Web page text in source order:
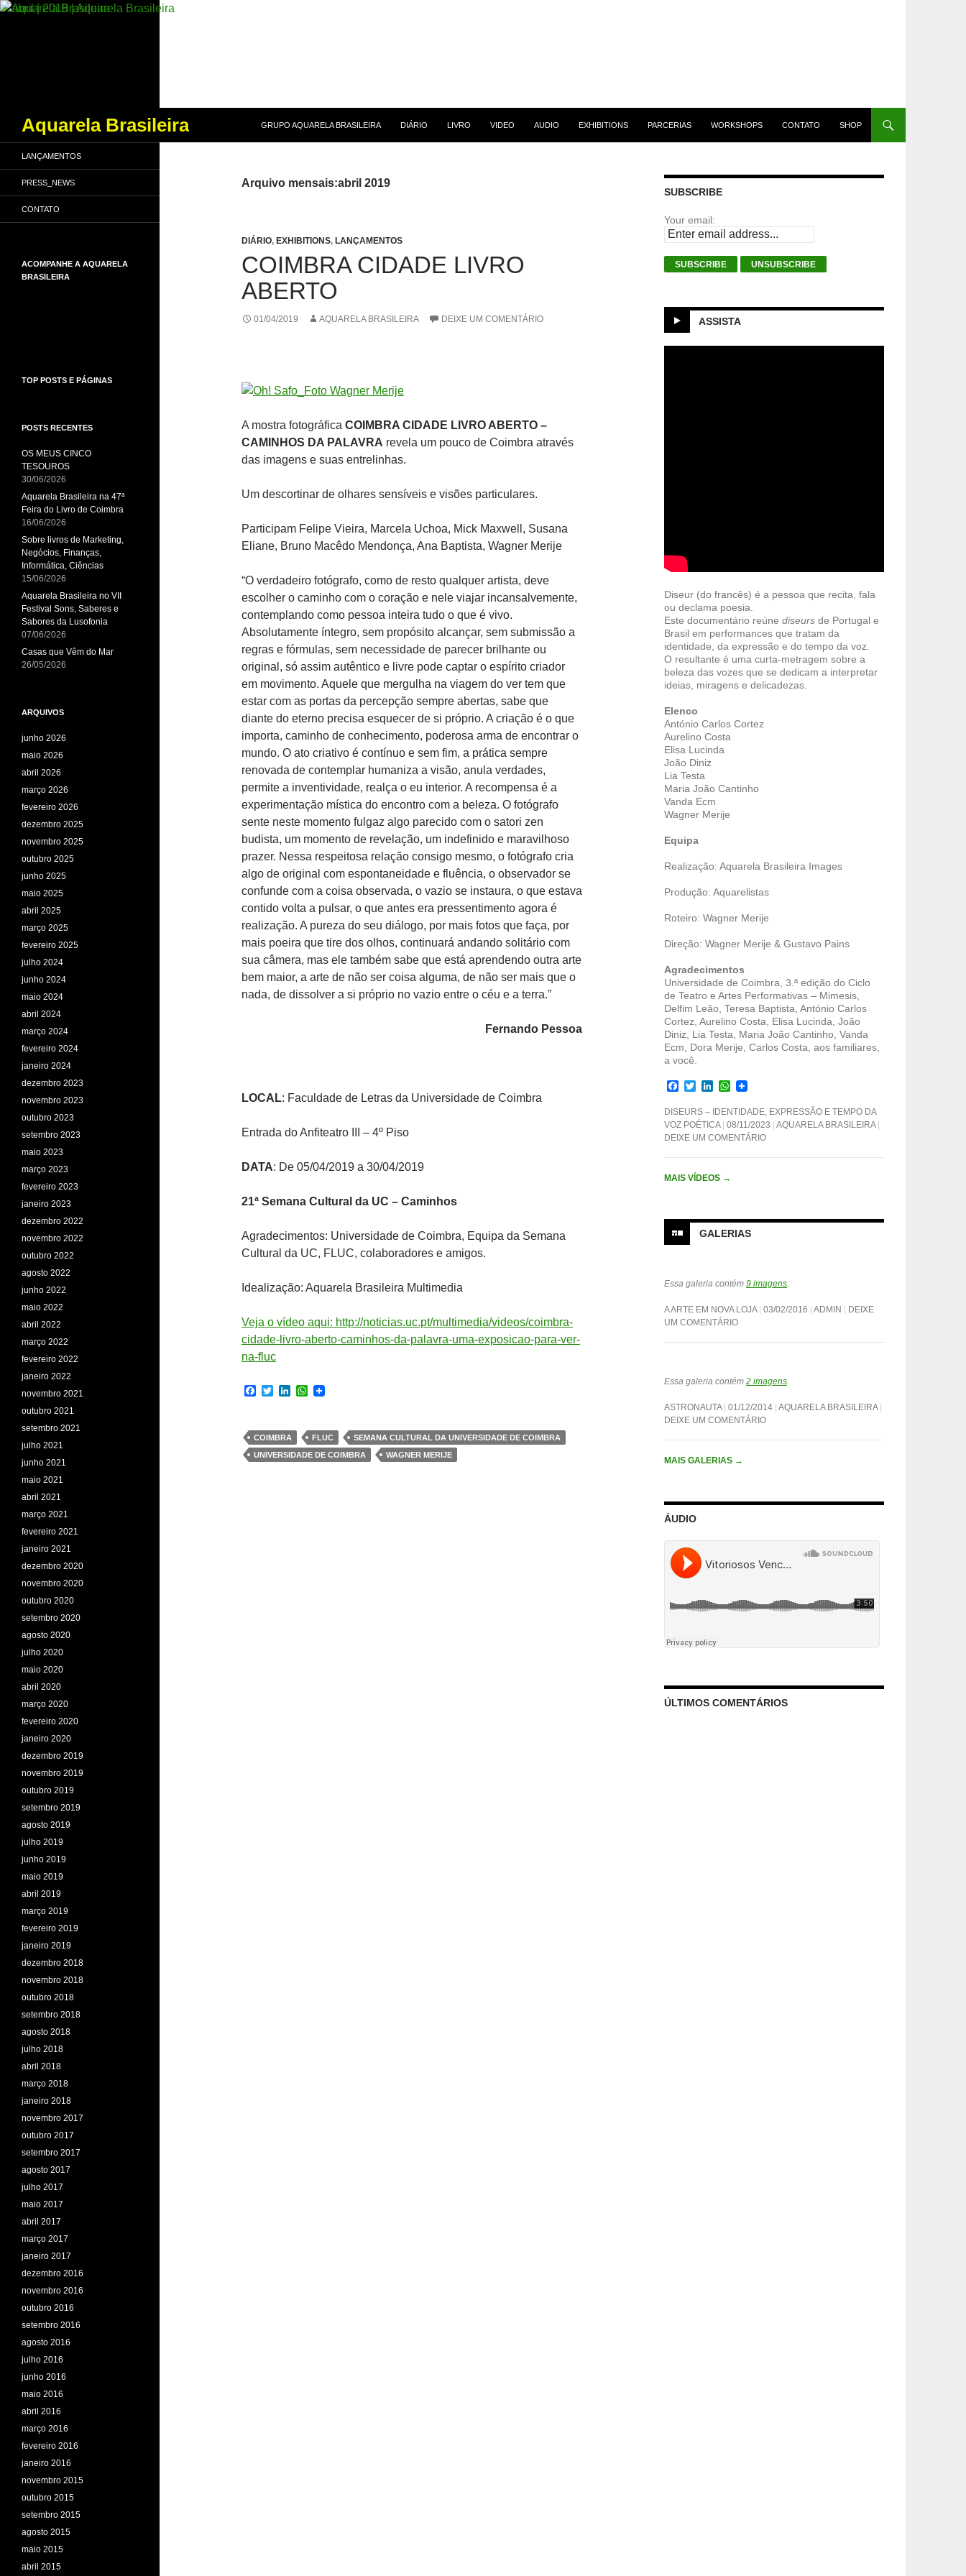
Aquarela Brasileira
GRUPO AQUARELA BRASILEIRA
DIÁRIO LIVRO VIDEO AUDIO EXHIBITIONS PARCERIAS WORKSHOPS CONTATO SHOP
Arquivo mensais:abril 2019
DIÁRIO, EXHIBITIONS, LANÇAMENTOS
COIMBRA CIDADE LIVRO
ABERTO
01/04/2019 AQUARELA BRASILEIRA DEIXE UM COMENTÁRIO
A mostra fotográfica COIMBRA CIDADE LIVRO ABERTO –
CAMINHOS DA PALAVRA revela um pouco de Coimbra através
das imagens e suas entrelinhas.
Um descortinar de olhares sensíveis e visões particulares.
Participam Felipe Vieira, Marcela Uchoa, Mick Maxwell, Susana
Eliane, Bruno Macêdo Mendonça, Ana Baptista, Wagner Merije
“O verdadeiro fotógrafo, como de resto qualquer artista, deve
escolher o caminho com o coração e nele viajar incansalvemente,
contemplando como pessoa inteira tudo o que é vivo.
Absolutamente íntegro, sem propósito alcançar, sem submissão a
regras e fórmulas, sem necessidade de parecer brilhante ou
original, só assim autêntico e livre pode captar o espírito criador
em movimento. Aquele que mergulha na viagem do ver tem que
estar com as portas da percepção sempre abertas, sabe que
diante do eterno precisa esquecer de si próprio. A criação é o que
importa, caminho de conhecimento, poderosa arma de encontrar o
mundo. O ato criativo é contínuo e sem fim, a prática sempre
renovada de contemplar humaniza a visão, anula verdades,
permite a inventividade, realça o eu interior. A recompensa é a
experimentação mística do encontro com a beleza. O fotógrafo
sente neste momento fulgaz algo parecido com o satori zen
budista, um momento de revelação, um indefinido e maravilhoso
prazer. Nessa respeitosa relação consigo mesmo, o fotógrafo cria
algo de original com espontaneidade e fluência, o observador se
confunde com a coisa observada, o vazio se instaura, o que estava
contido volta a pulsar, o que antes era pressentimento agora é
realização. A pureza do seu diálogo, por mais fotos que faça, por
mais poeira que tire dos olhos, continuará andando solitário com
sua câmera, mas ele também sabe que está aprendendo outra arte
bem maior, a arte de não ser coisa alguma, de não ser mais que o
nada, de dissolver a si próprio no vazio entre o céu e a terra.”
Fernando Pessoa
LOCAL: Faculdade de Letras da Universidade de Coimbra
Entrada do Anfiteatro III – 4º Piso
DATA: De 05/04/2019 a 30/04/2019
21ª Semana Cultural da UC – Caminhos
Agradecimentos: Universidade de Coimbra, Equipa da Semana
Cultural da UC, FLUC, colaboradores e amigos.
Idealização: Aquarela Brasileira Multimedia
Veja o vídeo aqui: http://noticias.uc.pt/multimedia/videos/coimbra-
cidade-livro-aberto-caminhos-da-palavra-uma-exposicao-para-ver-
na-fluc
F
b
o
o
T
t
e
r
L
e
d
I
W
s
A
p
COIMBRA FLUC
SEMANA CULTURAL DA UNIVERSIDADE DE COIMBRA
UNIVERSIDADE DE COIMBRA
WAGNER MERIJE
SUBSCRIBE
Your email:
ASSISTA
Diseur (do francês) é a pessoa que recita, fala
ou declama poesia.
Este documentário reúne diseurs de Portugal e
Brasil em performances que tratam da
identidade, da expressão e do tempo da voz.
O resultante é uma curta-metragem sobre a
beleza das vozes que se dedicam a interpretar
ideias, miragens e delicadezas.
Elenco
António Carlos Cortez
Aurelino Costa
Elisa Lucinda
João Diniz
Lia Testa
Maria João Cantinho
Vanda Ecm
Wagner Merije
Equipa
Realização: Aquarela Brasileira Images
Produção: Aquarelistas
Roteiro: Wagner Merije
Direção: Wagner Merije & Gustavo Pains
Agradecimentos
Universidade de Coimbra, 3.ª edição do Ciclo
de Teatro e Artes Performativas – Mimesis,
Delfim Leão, Teresa Baptista, António Carlos
Cortez, Aurelino Costa, Elisa Lucinda, João
Diniz, Lia Testa, Maria João Cantinho, Vanda
Ecm, Dora Merije, Carlos Costa, aos familiares,
a você.
F
c
e
b
o
o
T
i
t
t
e
r
L
n
k
e
d
I
W
a
t
s
A
p
DISEURS – IDENTIDADE, EXPRESSÃO E TEMPO DA
VOZ POÉTICA
08/11/2023
AQUARELA BRASILEIRA
DEIXE UM COMENTÁRIO
MAIS VÍDEOS →
GALERIAS
Essa galeria contém 9 imagens
A ARTE EM NOVA LOJA 03/02/2016 ADMIN
DEIXE
UM COMENTÁRIO
Essa galeria contém 2 imagens
ASTRONAUTA 01/12/2014 AQUARELA BRASILEIRA
DEIXE UM COMENTÁRIO
MAIS GALERIAS →
ÁUDIO
ÚLTIMOS COMENTÁRIOS
LANÇAMENTOS
PRESS_NEWS
CONTATO
ACOMPANHE A AQUARELA
BRASILEIRA
TOP POSTS E PÁGINAS
POSTS RECENTES
OS MEUS CINCO
TESOUROS
30/06/2026
Aquarela Brasileira na 47ª
Feira do Livro de Coimbra
16/06/2026
Sobre livros de Marketing,
Negócios, Finanças,
Informática, Ciências
15/06/2026
Aquarela Brasileira no VII
Festival Sons, Saberes e
Sabores da Lusofonia
07/06/2026
Casas que Vêm do Mar
26/05/2026
ARQUIVOS
junho 2026
maio 2026
abril 2026
março 2026
fevereiro 2026
dezembro 2025
novembro 2025
outubro 2025
junho 2025
maio 2025
abril 2025
março 2025
fevereiro 2025
julho 2024
junho 2024
maio 2024
abril 2024
março 2024
fevereiro 2024
janeiro 2024
dezembro 2023
novembro 2023
outubro 2023
setembro 2023
maio 2023
março 2023
fevereiro 2023
janeiro 2023
dezembro 2022
novembro 2022
outubro 2022
agosto 2022
junho 2022
maio 2022
abril 2022
março 2022
fevereiro 2022
janeiro 2022
novembro 2021
outubro 2021
setembro 2021
julho 2021
junho 2021
maio 2021
abril 2021
março 2021
fevereiro 2021
janeiro 2021
dezembro 2020
novembro 2020
outubro 2020
setembro 2020
agosto 2020
julho 2020
maio 2020
abril 2020
março 2020
fevereiro 2020
janeiro 2020
dezembro 2019
novembro 2019
outubro 2019
setembro 2019
agosto 2019
julho 2019
junho 2019
maio 2019
abril 2019
março 2019
fevereiro 2019
janeiro 2019
dezembro 2018
novembro 2018
outubro 2018
setembro 2018
agosto 2018
julho 2018
abril 2018
março 2018
janeiro 2018
novembro 2017
outubro 2017
setembro 2017
agosto 2017
julho 2017
maio 2017
abril 2017
março 2017
janeiro 2017
dezembro 2016
novembro 2016
outubro 2016
setembro 2016
agosto 2016
julho 2016
junho 2016
maio 2016
abril 2016
março 2016
fevereiro 2016
janeiro 2016
novembro 2015
outubro 2015
setembro 2015
agosto 2015
maio 2015
abril 2015